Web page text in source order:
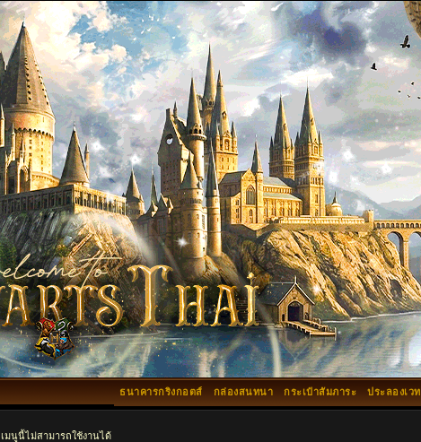
ประลองเวท
กระเป๋าสัมภาระ
กล่องสนทนา
ธนาคารกริงกอตส์
เมนูนี้ไม่สามารถใช้งานได้